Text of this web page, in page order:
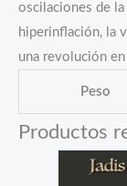
oscilaciones de
hiperinflación, la
una revolución
Peso
Productos